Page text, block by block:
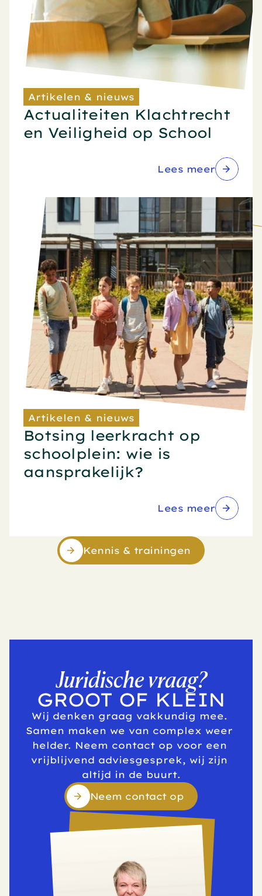
Artikelen & nieuws
Actualiteiten Klachtrecht
en Veiligheid op School
Lees meer
Artikelen & nieuws
Botsing leerkracht op
schoolplein: wie is
aansprakelijk?
Lees meer
Kennis & trainingen
Juridische vraag?
GROOT OF KLEIN
Wij denken graag vakkundig mee.
Samen maken we van complex weer
helder. Neem contact op voor een
vrijblijvend adviesgesprek, wij zijn
altijd in de buurt.
Neem contact op